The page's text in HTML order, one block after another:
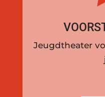
Jeugdtheater